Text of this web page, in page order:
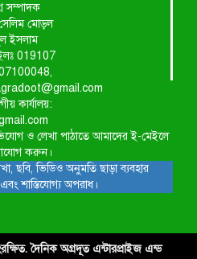
সম্পাদক
মোড়ল
019107
কার্যালয়:
ও লেখা পাঠাতে আমাদের ই-মেইলে
করুন।
ছবি, ভিডিও অনুমতি ছাড়া ব্যবহার
শাস্তিযোগ্য অপরাধ।
দৈনিক অগ্রদূত এন্টারপ্রাইজ এন্ড